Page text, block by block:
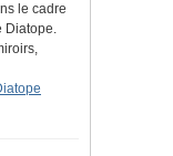
le cadre
Diatope.